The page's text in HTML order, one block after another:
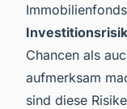
Chancen als
aufmerksam
sind diese